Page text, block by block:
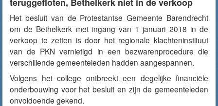
Het besluit van de Protestantse Gemeente Barendrecht
om de Bethelkerk met ingang van 1 januari 2018 in de
verkoop te zetten is door het regionale klachteninstituut
van de PKN vernietigd in een bezwarenprocedure die
verschillende gemeenteleden hadden aangespannen.
Volgens het college ontbreekt een degelijke financiële
onderbouwing voor het besluit en zijn de gemeenteleden
onvoldoende gekend.